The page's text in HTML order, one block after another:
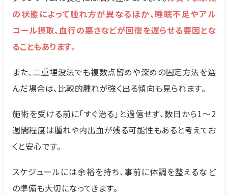
の状態によって腫れ方が異なるほか、睡眠不足やアル
コール摂取、血行の悪さなどが回復を遅らせる要因とな
ることもあります。
また、二重埋没法でも複数点留めや深めの固定方法を選
んだ場合は、比較的腫れが強く出る傾向も見られます。
施術を受ける前に「すぐ治る」と過信せず、数日から1〜2
週間程度は腫れや内出血が残る可能性もあると考えてお
くと安心です。
スケジュールには余裕を持ち、事前に体調を整えるなど
の準備も大切になってきます。